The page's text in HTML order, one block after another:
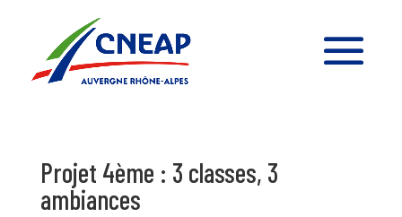
Projet 4ème : 3 classes, 3
ambiances